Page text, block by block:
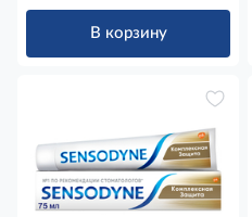
В корзину